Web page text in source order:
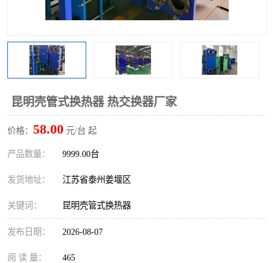
昆明壳管式换热器 热交换器厂家
价格： 58.00 元/台 起
产品数量： 9999.00台
发货地址： 江苏省泰州姜堰区
关键词： 昆明壳管式换热器
发布日期： 2026-08-07
阅 读 量： 465